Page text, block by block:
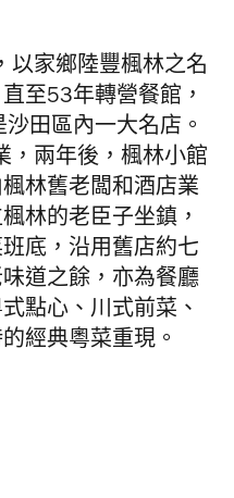
以家鄉陸豐楓林之名
至53年轉營餐館，
田區內一大名店。
，兩年後，楓林小館
林舊老闆和酒店業
林的老臣子坐鎮，
底，沿用舊店約七
道之餘，亦為餐廳
點心、川式前菜、
經典粵菜重現。